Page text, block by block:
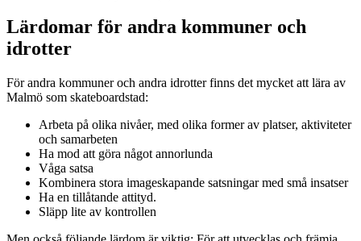
Lärdomar för andra kommuner och
idrotter
För andra kommuner och andra idrotter finns det mycket att lära av
Malmö som skateboardstad:
Arbeta på olika nivåer, med olika former av platser, aktiviteter
och samarbeten
Ha mod att göra något annorlunda
Våga satsa
Kombinera stora imageskapande satsningar med små insatser
Ha en tillåtande attityd.
Släpp lite av kontrollen